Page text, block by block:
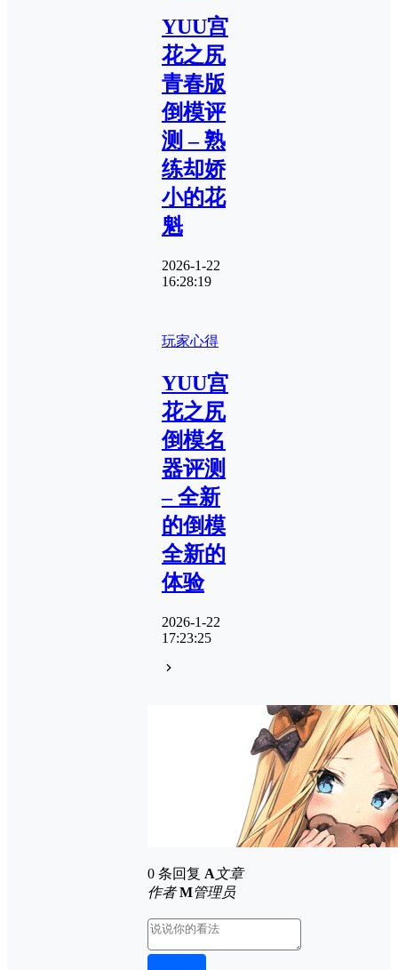
YUU宫
花之尻
青春版
倒模评
测 – 熟
练却娇
小的花
魁
2026-1-22
16:28:19
玩家心得
YUU宫
花之尻
倒模名
器评测
– 全新
的倒模
全新的
体验
2026-1-22
17:23:25
0 条回复 A文章
作者 M管理员